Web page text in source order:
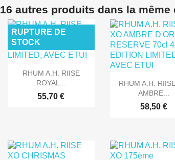
16 autres produits dans la même
 Aperçu rapide
RHUM A.H. RIISE
ROYAL...
55,70 €
RUPTURE DE
STOCK
 Aperçu
RHUM A.H.
AMBRE...
58,50 €